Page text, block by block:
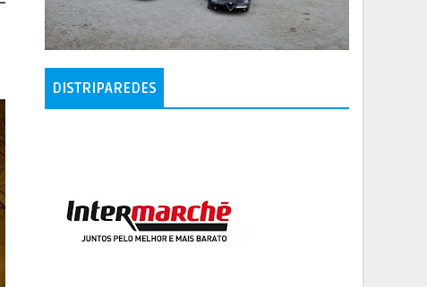
DISTRIPAREDES